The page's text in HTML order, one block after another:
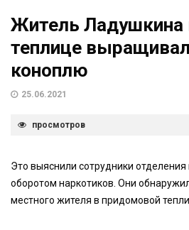
Житель Ладушкина
теплице выращивал
коноплю
25.06.2021
просмотров
Это выяснили сотрудники
оборотом наркотиков. Они
местного жителя в придомовой